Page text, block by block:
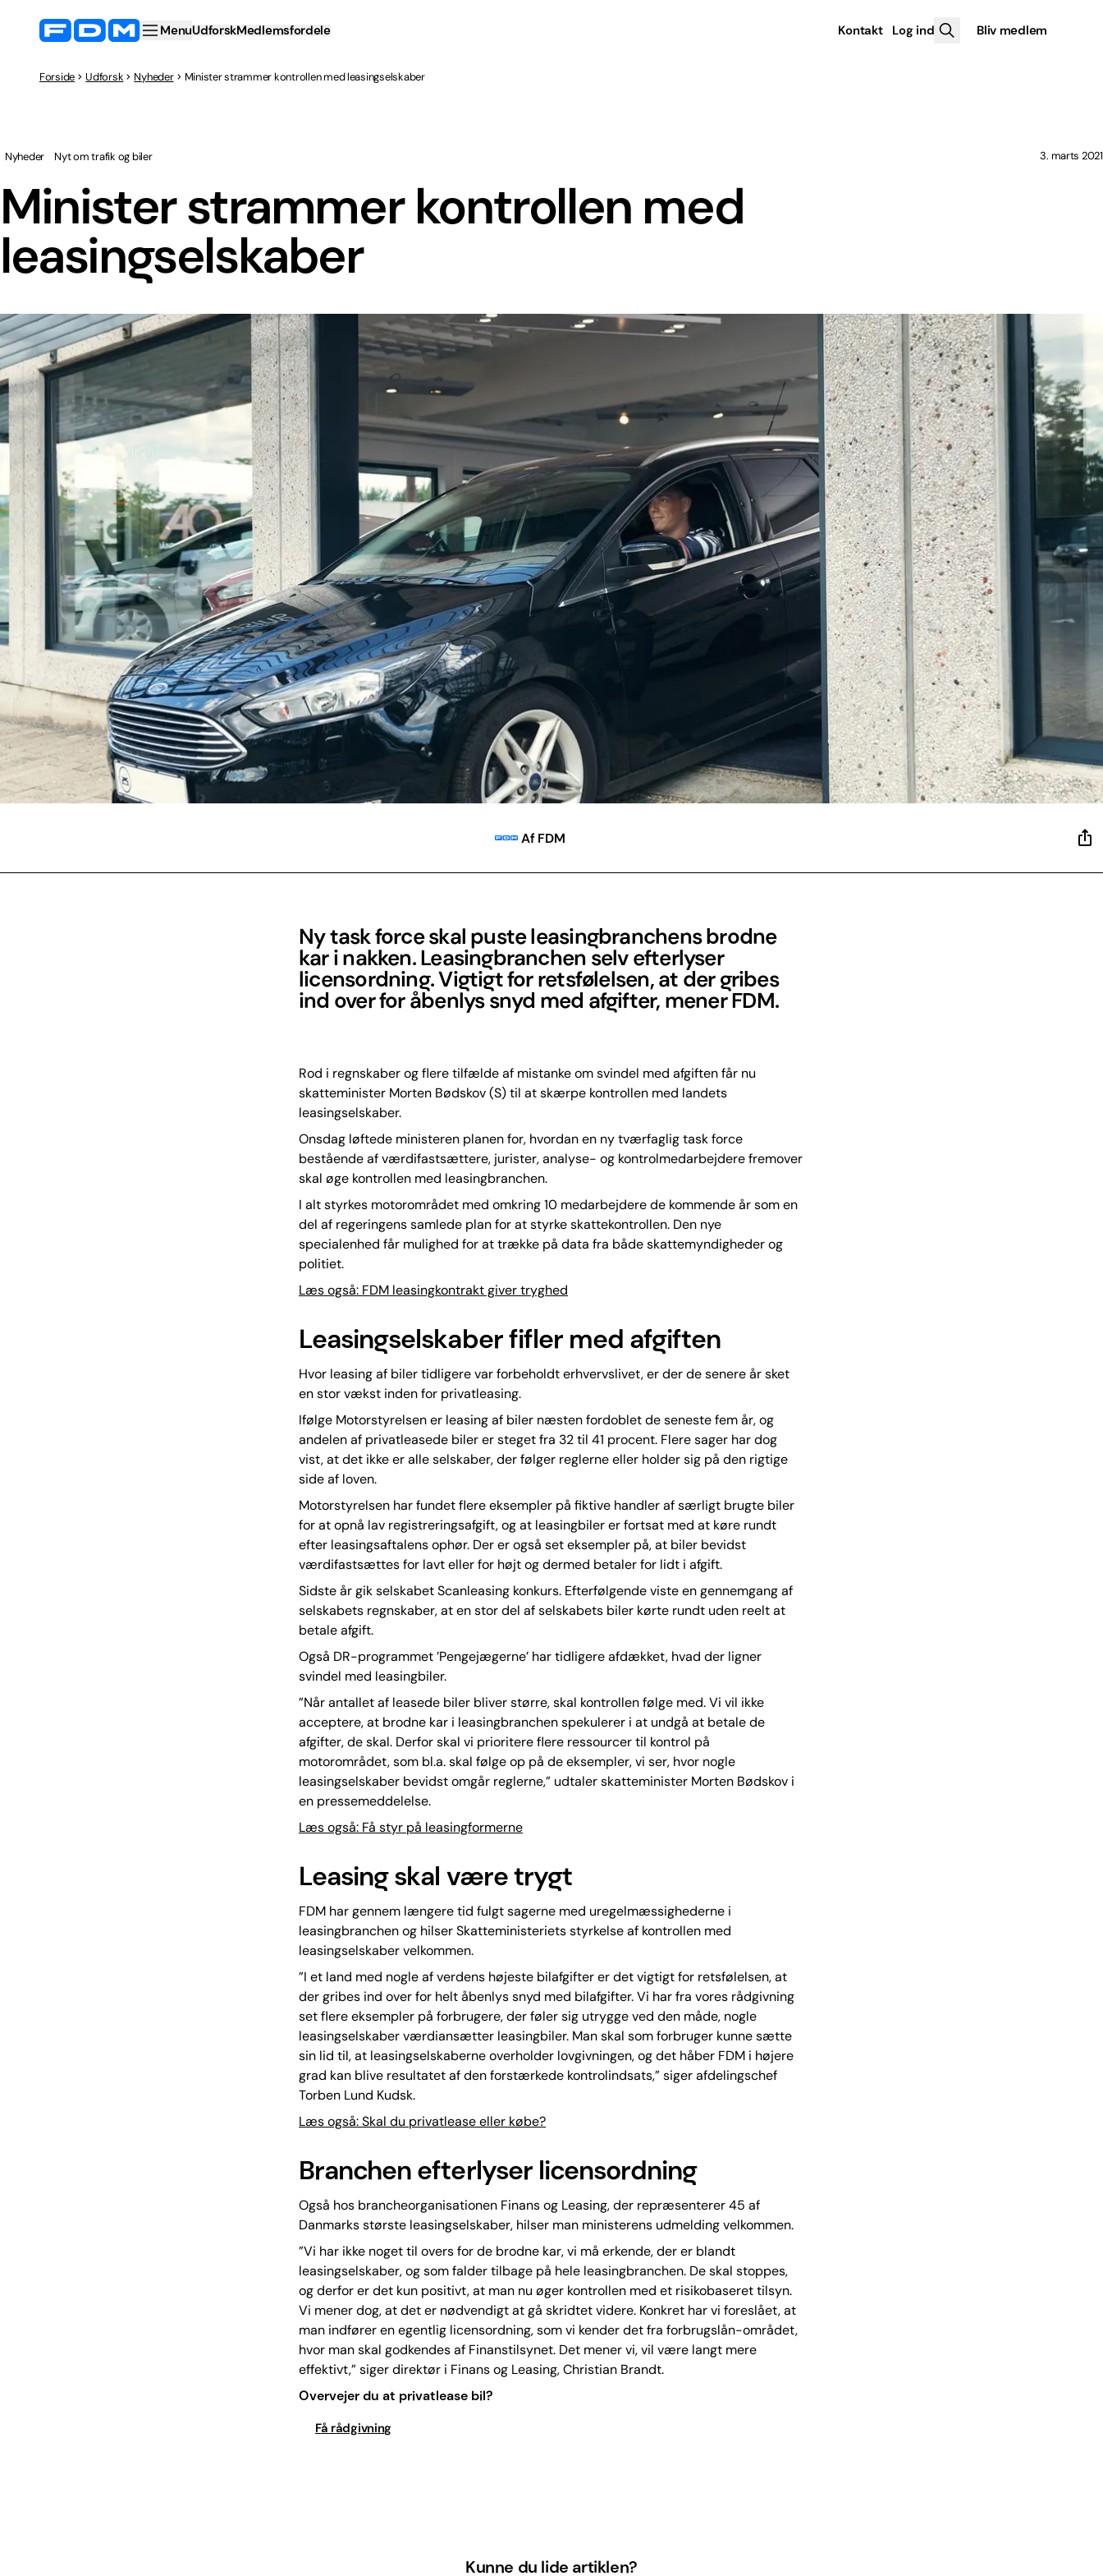
MenuUdforskMedlemsfordele Kontakt Log ind Bliv medlem
Forside Udforsk Nyheder Minister strammer kontrollen med leasingselskaber
Minister strammer kontrollen med
leasingselskaber
Nyheder Nyt om trafik og biler 3. marts 2021
Af FDM
Ny task force skal puste leasingbranchens brodne
kar i nakken. Leasingbranchen selv efterlyser
licensordning. Vigtigt for retsfølelsen, at der gribes
ind over for åbenlys snyd med afgifter, mener FDM.
Rod i regnskaber og flere tilfælde af mistanke om svindel med afgiften får nu
skatteminister Morten Bødskov (S) til at skærpe kontrollen med landets
leasingselskaber.
Onsdag løftede ministeren planen for, hvordan en ny tværfaglig task force
bestående af værdifastsættere, jurister, analyse- og kontrolmedarbejdere fremover
skal øge kontrollen med leasingbranchen.
I alt styrkes motorområdet med omkring 10 medarbejdere de kommende år som en
del af regeringens samlede plan for at styrke skattekontrollen. Den nye
specialenhed får mulighed for at trække på data fra både skattemyndigheder og
politiet.
Læs også: FDM leasingkontrakt giver tryghed
Leasingselskaber fifler med afgiften
Hvor leasing af biler tidligere var forbeholdt erhvervslivet, er der de senere år sket
en stor vækst inden for privatleasing.
Ifølge Motorstyrelsen er leasing af biler næsten fordoblet de seneste fem år, og
andelen af privatleasede biler er steget fra 32 til 41 procent. Flere sager har dog
vist, at det ikke er alle selskaber, der følger reglerne eller holder sig på den rigtige
side af loven.
Motorstyrelsen har fundet flere eksempler på fiktive handler af særligt brugte biler
for at opnå lav registreringsafgift, og at leasingbiler er fortsat med at køre rundt
efter leasingsaftalens ophør. Der er også set eksempler på, at biler bevidst
værdifastsættes for lavt eller for højt og dermed betaler for lidt i afgift.
Sidste år gik selskabet Scanleasing konkurs. Efterfølgende viste en gennemgang af
selskabets regnskaber, at en stor del af selskabets biler kørte rundt uden reelt at
betale afgift.
Også DR-programmet ’Pengejægerne’ har tidligere afdækket, hvad der ligner
svindel med leasingbiler.
”Når antallet af leasede biler bliver større, skal kontrollen følge med. Vi vil ikke
acceptere, at brodne kar i leasingbranchen spekulerer i at undgå at betale de
afgifter, de skal. Derfor skal vi prioritere flere ressourcer til kontrol på
motorområdet, som bl.a. skal følge op på de eksempler, vi ser, hvor nogle
leasingselskaber bevidst omgår reglerne,” udtaler skatteminister Morten Bødskov i
en pressemeddelelse.
Læs også: Få styr på leasingformerne
Leasing skal være trygt
FDM har gennem længere tid fulgt sagerne med uregelmæssighederne i
leasingbranchen og hilser Skatteministeriets styrkelse af kontrollen med
leasingselskaber velkommen.
”I et land med nogle af verdens højeste bilafgifter er det vigtigt for retsfølelsen, at
der gribes ind over for helt åbenlys snyd med bilafgifter. Vi har fra vores rådgivning
set flere eksempler på forbrugere, der føler sig utrygge ved den måde, nogle
leasingselskaber værdiansætter leasingbiler. Man skal som forbruger kunne sætte
sin lid til, at leasingselskaberne overholder lovgivningen, og det håber FDM i højere
grad kan blive resultatet af den forstærkede kontrolindsats,” siger afdelingschef
Torben Lund Kudsk.
Læs også: Skal du privatlease eller købe?
Branchen efterlyser licensordning
Også hos brancheorganisationen Finans og Leasing, der repræsenterer 45 af
Danmarks største leasingselskaber, hilser man ministerens udmelding velkommen.
”Vi har ikke noget til overs for de brodne kar, vi må erkende, der er blandt
leasingselskaber, og som falder tilbage på hele leasingbranchen. De skal stoppes,
og derfor er det kun positivt, at man nu øger kontrollen med et risikobaseret tilsyn.
Vi mener dog, at det er nødvendigt at gå skridtet videre. Konkret har vi foreslået, at
man indfører en egentlig licensordning, som vi kender det fra forbrugslån-området,
hvor man skal godkendes af Finanstilsynet. Det mener vi, vil være langt mere
effektivt,” siger direktør i Finans og Leasing, Christian Brandt.
Overvejer du at privatlease bil?
Få rådgivning
Kunne du lide artiklen?